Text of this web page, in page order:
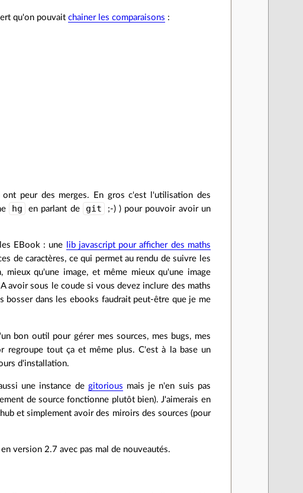
qu'on pouvaitchainer les comparaisons :
peur des merges. En gros c'est l'utilisation des
hg en parlant de git
;-) ) pour pouvoir avoir un
EBook : une
lib javascript pour afficher des maths
de caractères, ce qui permet au rendu de suivre les
qu'une image, et même mieux qu'une image
avoir sous le coude si vous devez inclure des maths
bosser dans les ebooks faudrait peut-être que je me
bon outil pour gérer mes sources, mes bugs, mes
regroupe tout ça et même plus. C'est à la base un
d'installation.
une instance de gitorious mais je n'en suis pas
de source fonctionne plutôt bien). J'aimerais en
et simplement avoir des miroirs des sources (pour
version 2.7 avec pas mal de nouveautés.